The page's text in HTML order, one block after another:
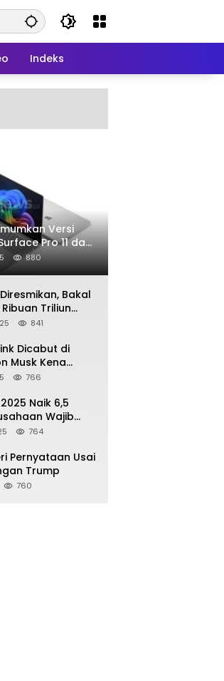
Indeks
Versi
Pro 11 dan
7880
Bakal
Triliun
BUMN
841
Dicabut di
Musk Kena
Dagang’
766
Naik 6,5
Wajib
764
Pernyataan Usai
Trump
760